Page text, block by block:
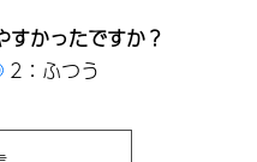
すかったですか？
2：ふつう